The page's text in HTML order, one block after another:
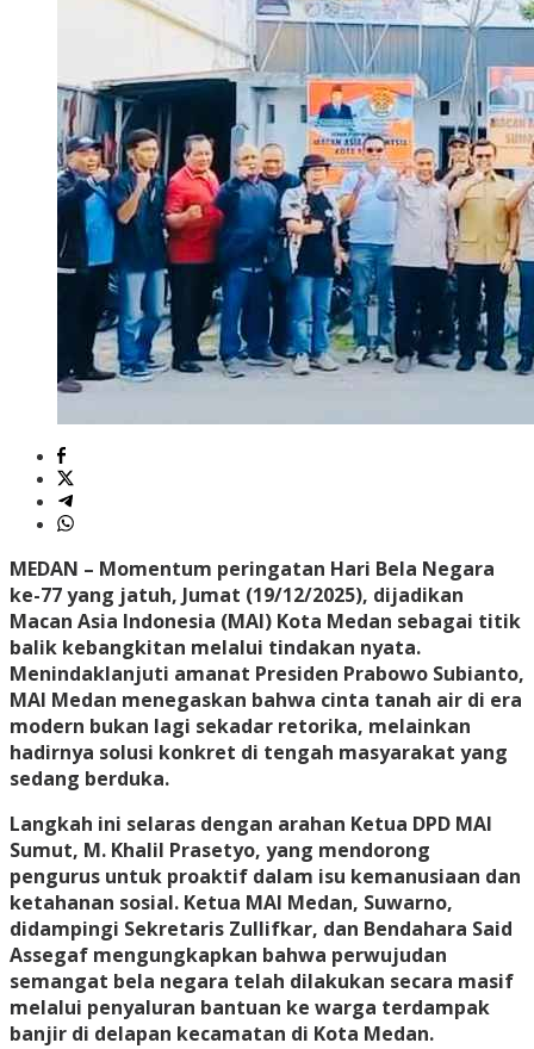
MEDAN – Momentum peringatan Hari Bela Negara
ke-77 yang jatuh, Jumat (19/12/2025), dijadikan
Macan Asia Indonesia (MAI) Kota Medan sebagai titik
balik kebangkitan melalui tindakan nyata.
Menindaklanjuti amanat Presiden Prabowo Subianto,
MAI Medan menegaskan bahwa cinta tanah air di era
modern bukan lagi sekadar retorika, melainkan
hadirnya solusi konkret di tengah masyarakat yang
sedang berduka.
​Langkah ini selaras dengan arahan Ketua DPD MAI
Sumut, M. Khalil Prasetyo, yang mendorong
pengurus untuk proaktif dalam isu kemanusiaan dan
ketahanan sosial. ​Ketua MAI Medan, Suwarno,
didampingi Sekretaris Zullifkar, dan Bendahara Said
Assegaf mengungkapkan bahwa perwujudan
semangat bela negara telah dilakukan secara masif
melalui penyaluran bantuan ke warga terdampak
banjir di delapan kecamatan di Kota Medan.